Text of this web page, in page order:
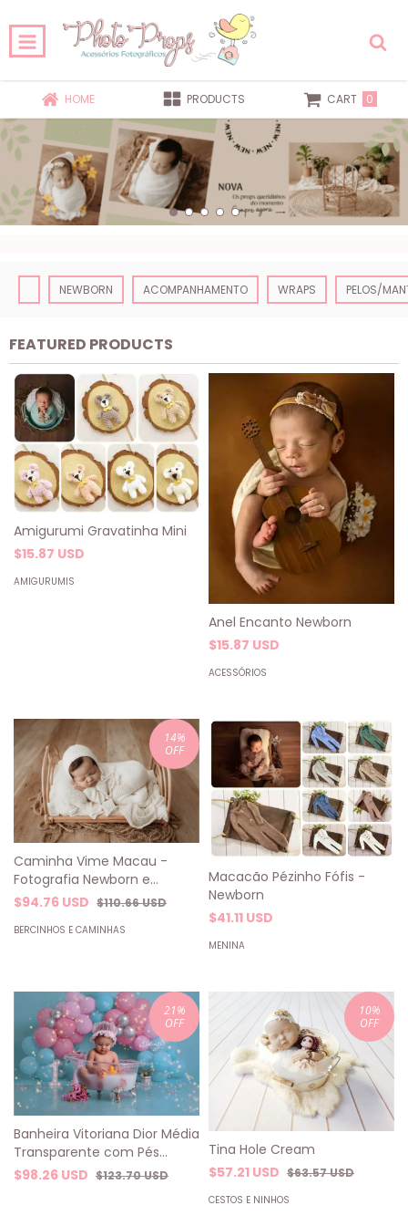
HOME PRODUCTS CART 0
NEWBORN ACOMPANHAMENTO WRAPS PELOS/
FEATURED PRODUCTS
Amigurumi Gravatinha Mini
$15.87 USD
AMIGURUMIS
Anel Encanto Newborn
$15.87 USD
ACESSÓRIOS
14%
OFF
Caminha Vime Macau -
Fotografia Newborn e
Acompanhamento
$94.76 USD $110.66 USD
BERCINHOS E CAMINHAS
Macacão Pézinho Fófis -
Newborn
$41.11 USD
MENINA
21%
OFF
Banheira Vitoriana Dior Média
Transparente com Pés
Dourados - Prop Luxo para
$98.26 USD $123.70 USD
10%
OFF
Tina Hole Cream
$57.21 USD $63.57 USD
CESTOS E NINHOS